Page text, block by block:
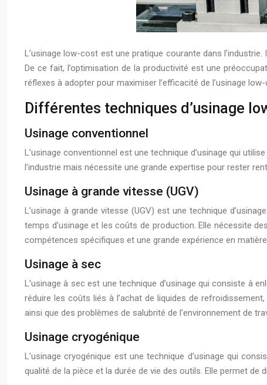
L’usinage low-cost est une pratique courante dans
De ce fait, l’optimisation de la productivité est une
réflexes à adopter pour maximiser l’efficacité de l’usinage low-
Différentes techniques d’usinage
Usinage conventionnel
L’usinage conventionnel est une technique d’usinage qui
l’industrie mais nécessite une grande expertise pour rester
Usinage à grande vitesse (UGV)
L’usinage à grande vitesse (UGV) est une technique
temps d’usinage et les coûts de production. Elle nécessite
compétences spécifiques et une grande expérience en matière
Usinage à sec
L’usinage à sec est une technique d’usinage qui consiste à
réduire les coûts liés à l’achat de liquides de
ainsi que des problèmes de salubrité de l’environnement de
Usinage cryogénique
L’usinage cryogénique est une technique d’usinage qui
qualité de la pièce et la durée de vie des outils. Elle permet de